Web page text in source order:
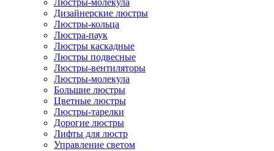
Люстры-молекула
Дизайнерские люстры
Люстры-кольца
Люстра-паук
Люстры каскадные
Люстры подвесные
Люстры-вентиляторы
Люстры-молекула
Большие люстры
Цветные люстры
Люстры-тарелки
Дорогие люстры
Лифты для люстр
Управление светом